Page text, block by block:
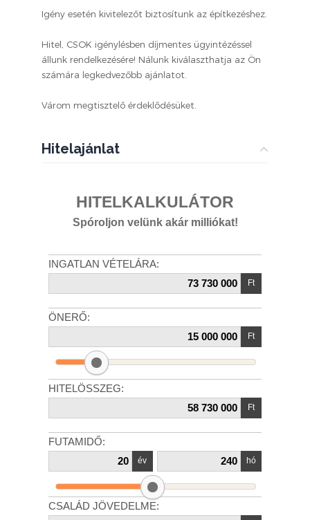
Igény esetén kivitelezőt biztosítunk az építkezéshez.
Hitel, CSOK igénylésben díjmentes ügyintézéssel
állunk rendelkezésére! Nálunk kiválaszthatja az Ön
számára legkedvezőbb ajánlatot.
Várom megtisztelő érdeklődésüket.
Hitelajánlat